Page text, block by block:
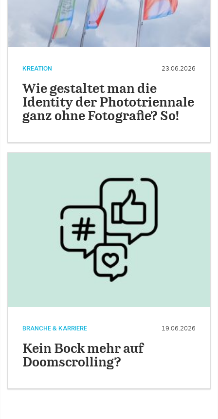
KREATION 23.06.2026
Wie gestaltet man die
Identity der Phototriennale
ganz ohne Fotografie? So!
BRANCHE & KARRIERE 19.06.2026
Kein Bock mehr auf
Doomscrolling?